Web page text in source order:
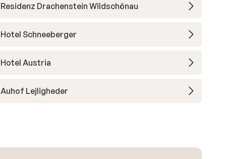
Residenz Drachenstein Wildschönau
Hotel Schneeberger
Hotel Austria
Auhof Lejligheder